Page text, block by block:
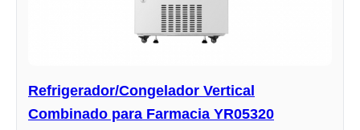
Refrigerador/Congelador Vertical
Combinado para Farmacia YR05320